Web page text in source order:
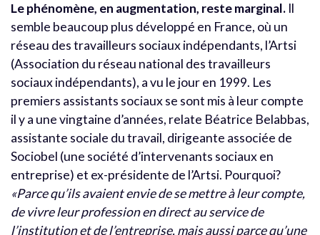
Le phénomène, en augmentation, reste marginal. Il
semble beaucoup plus développé en France, où un
réseau des travailleurs sociaux indépendants, l’Artsi
(Association du réseau national des travailleurs
sociaux indépendants), a vu le jour en 1999. Les
premiers assistants sociaux se sont mis à leur compte
il y a une vingtaine d’années, relate Béatrice Belabbas,
assistante sociale du travail, dirigeante associée de
Sociobel (une société d’intervenants sociaux en
entreprise) et ex-présidente de l’Artsi. Pourquoi?
«Parce qu’ils avaient envie de se mettre à leur compte,
de vivre leur profession en direct au service de
l’institution et de l’entreprise, mais aussi parce qu’une